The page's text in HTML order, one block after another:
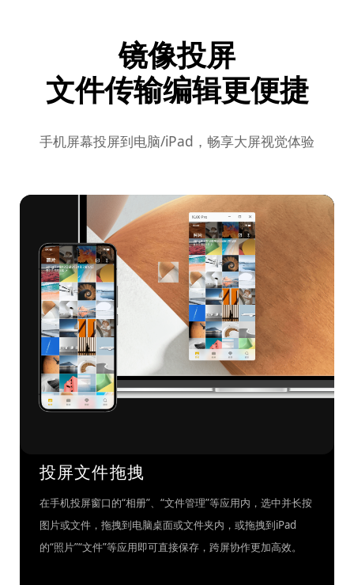
镜像投屏
文件传输编辑更便捷
手机屏幕投屏到电脑/iPad，畅享大屏视觉体验
投屏文件拖拽
在手机投屏窗口的“相册”、“文件管理”等应用内，选中并长按
图片或文件，拖拽到电脑桌面或文件夹内，或拖拽到iPad
的“照片”“文件”等应用即可直接保存，跨屏协作更加高效。